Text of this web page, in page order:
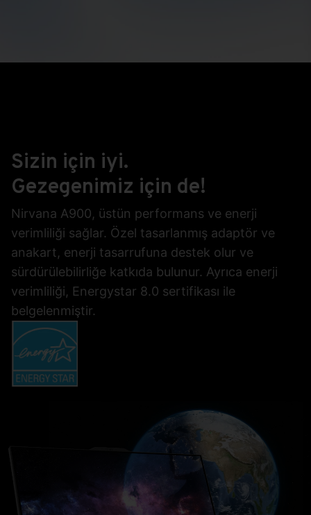
Sizin için iyi.
Gezegenimiz için de!
Nirvana A900, üstün performans ve enerji
verimliliği sağlar. Özel tasarlanmış adaptör ve
anakart, enerji tasarrufuna destek olur ve
sürdürülebilirliğe katkıda bulunur. Ayrıca enerji
verimliliği, Energystar 8.0 sertifikası ile
belgelenmiştir.